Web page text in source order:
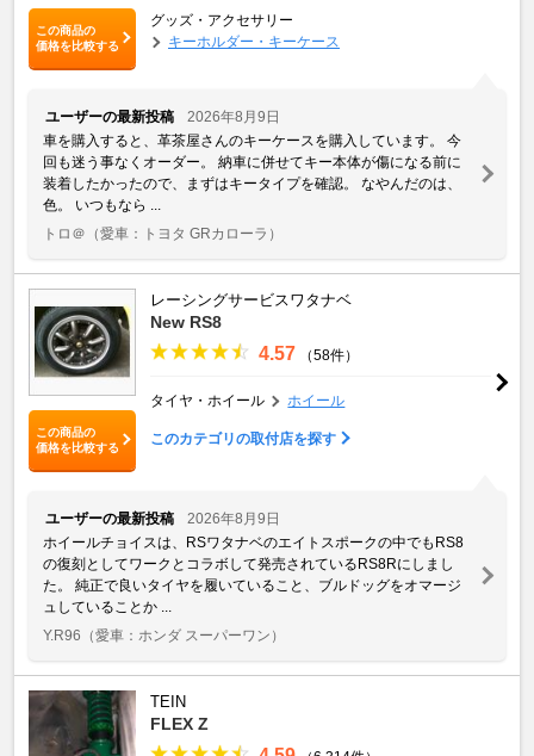
この商品の
価格を比較する
グッズ・アクセサリー
キーホルダー・キーケース
ユーザーの最新投稿
2026年8月9日
車を購入すると、革茶屋さんのキーケースを購入しています。 今
回も迷う事なくオーダー。 納車に併せてキー本体が傷になる前に
装着したかったので、まずはキータイプを確認。 なやんだのは、
色。 いつもなら ...
トロ＠ （愛車：トヨタ GRカローラ）
この商品の
価格を比較する
レーシングサービスワタナベ
New RS8
4.57 （58件）
タイヤ・ホイール ホイール
このカテゴリの取付店を探す
ユーザーの最新投稿
2026年8月9日
ホイールチョイスは、RSワタナベのエイトスポークの中でもRS8
の復刻としてワークとコラボして発売されているRS8Rにしまし
た。 純正で良いタイヤを履いていること、ブルドッグをオマージ
ュしていることか ...
Y.R96 （愛車：ホンダ スーパーワン）
TEIN
FLEX Z